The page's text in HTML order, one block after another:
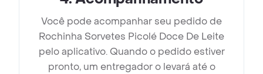
Você pode acompanhar seu pedido de
Rochinha Sorvetes Picolé Doce De Leite
pelo aplicativo. Quando o pedido estiver
pronto, um entregador o levará até o